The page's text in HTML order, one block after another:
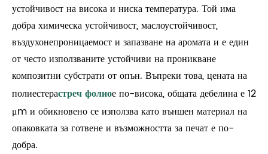
устойчивост на висока и ниска температура. Той има
добра химическа устойчивост, маслоустойчивост,
въздухонепроницаемост и запазване на аромата и е един
от често използваните устойчиви на проникване
композитни субстрати от опън. Въпреки това, цената на
полиестерастреч фолиое по-висока, общата дебелина е 12
μm и обикновено се използва като външен материал на
опаковката за готвене и възможността за печат е по-
добра.